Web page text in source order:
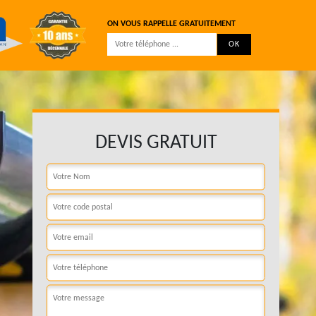
ON VOUS RAPPELLE GRATUITEMENT
DEVIS GRATUIT